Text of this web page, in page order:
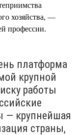
хозяйства, —
профессии.
платформа
крупной
работы
— крупнейшая
страны,